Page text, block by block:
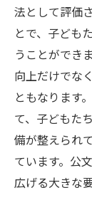
法として評価
とで、子ども
うことができ
向上だけでな
ともなります
て、子どもた
備が整えられ
ています。公
広げる大きな